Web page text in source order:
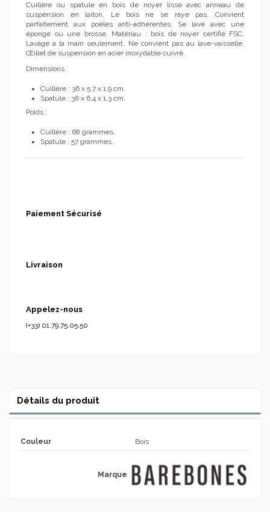
Cuillère ou spatule en bois de noyer lisse avec anneau de
suspension en laiton. Le bois ne se raye pas. Convient
parfaitement aux poêles anti-adhérentes. Se lave avec une
éponge ou une brosse. Matériau : bois de noyer certifié FSC.
Lavage à la main seulement. Ne convient pas au lave-vaisselle.
Œillet de suspension en acier inoxydable cuivré.
Dimensions :
Cuillère : 36 x 5,7 x 1,9 cm.
Spatule : 36 x 6,4 x 1,3 cm.
Poids :
Cuillère : 68 grammes.
Spatule : 57 grammes.
Paiement Sécurisé
Livraison
Appelez-nous
(+33) 01.79.75.05.50
Détails du produit
Couleur Bois
Marque